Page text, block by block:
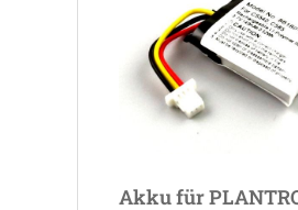
Akku für PLANTRONICS